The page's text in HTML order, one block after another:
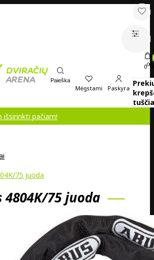
Paieška
Mėgstami Paskyra
000
pačiam!
75 juoda
4804K/75 juoda